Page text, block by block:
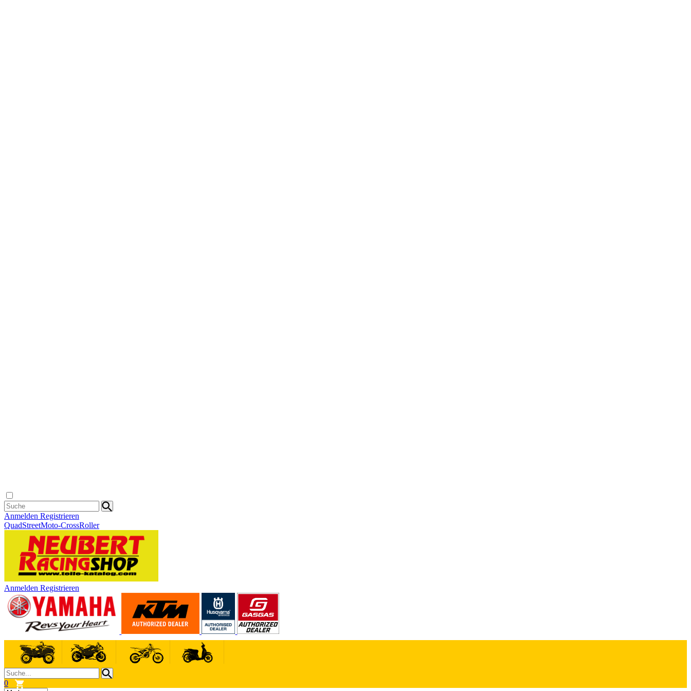
Anmelden Registrieren
QuadStreetMoto-CrossRoller
Anmelden Registrieren
0